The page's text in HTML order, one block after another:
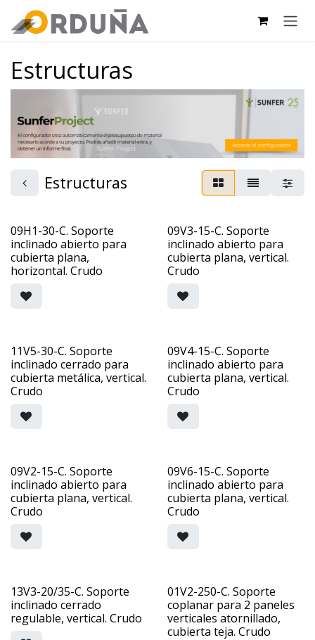
Estructuras
Estructuras
09H1-30-C. Soporte
inclinado abierto para
cubierta plana,
horizontal. Crudo
09V3-15-C. Soporte
inclinado abierto para
cubierta plana, vertical.
Crudo
11V5-30-C. Soporte
inclinado cerrado para
cubierta metálica, vertical.
Crudo
09V4-15-C. Soporte
inclinado abierto para
cubierta plana, vertical.
Crudo
09V2-15-C. Soporte
inclinado abierto para
cubierta plana, vertical.
Crudo
09V6-15-C. Soporte
inclinado abierto para
cubierta plana, vertical.
Crudo
13V3-20/35-C. Soporte
inclinado cerrado
regulable, vertical. Crudo
01V2-250-C. Soporte
coplanar para 2 paneles
verticales atornillado,
cubierta teja. Crudo